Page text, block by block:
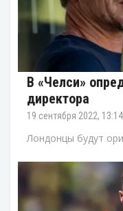
В «Челси»
директора
19 сентября 2022, 13:14
Лондонцы будут